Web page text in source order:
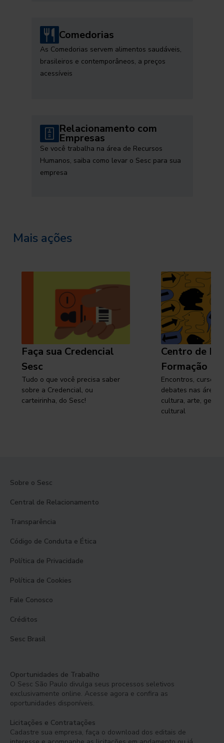
Comedorias
As Comedorias servem alimentos saudáveis,
brasileiros e contemporâneos, a preços
acessíveis
Relacionamento com
Empresas
Se você trabalha na área de Recursos
Humanos, saiba como levar o Sesc para sua
empresa
Mais ações
Faça sua Credencial
Sesc
Tudo o que você precisa saber
sobre a Credencial, ou
carteirinha, do Sesc!
Centro de
Formação
Encontros, cursos,
debates nas áreas
cultura, arte,
cultural
Sobre o Sesc
Central de Relacionamento
Transparência
Código de Conduta e Ética
Política de Privacidade
Política de Cookies
Fale Conosco
Créditos
Sesc Brasil
Oportunidades de Trabalho
O Sesc São Paulo divulga seus processos seletivos
exclusivamente online. Acesse agora e confira as
oportunidades disponíveis.
Licitações e Contratações
Cadastre sua empresa, faça o download dos editais de